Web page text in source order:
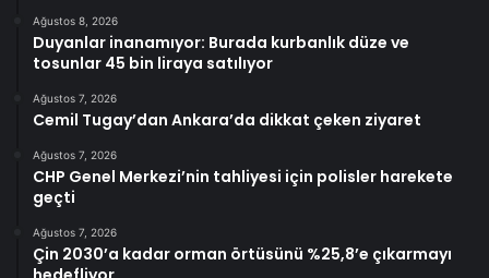
Ağustos 8, 2026
Duyanlar inanamıyor: Burada kurbanlık düze ve
tosunlar 45 bin liraya satılıyor
Ağustos 7, 2026
Cemil Tugay’dan Ankara’da dikkat çeken ziyaret
Ağustos 7, 2026
CHP Genel Merkezi’nin tahliyesi için polisler harekete
geçti
Ağustos 7, 2026
Çin 2030’a kadar orman örtüsünü %25,8’e çıkarmayı